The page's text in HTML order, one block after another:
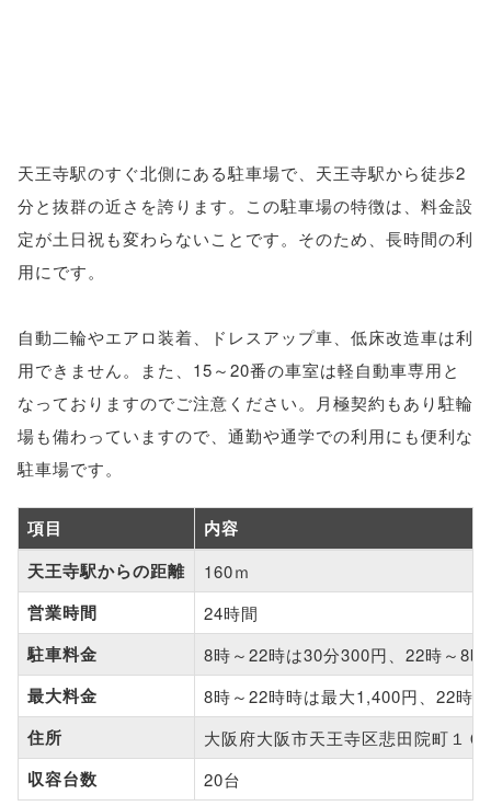
天王寺駅のすぐ北側にある駐車場で、天王寺駅から徒歩2
分と抜群の近さを誇ります。この駐車場の特徴は、料金設
定が土日祝も変わらないことです。そのため、長時間の利
用にです。
自動二輪やエアロ装着、ドレスアップ車、低床改造車は利
用できません。また、15～20番の車室は軽自動車専用と
なっておりますのでご注意ください。月極契約もあり駐輪
場も備わっていますので、通勤や通学での利用にも便利な
駐車場です。
項目
内容
天王寺駅からの距離
160ｍ
営業時間 24時間
駐車料金 8時～22時は30分300円、22時～8
最大料金 8時～22時時は最大1,400円、22時
住所 大阪府大阪市天王寺区悲田院町１０
収容台数 20台